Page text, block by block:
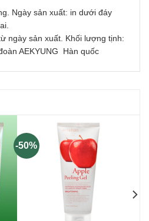
Ngày sản xuất: in dưới đáy
ngày sản xuất. Khối lượng tịnh:
AEKYUNG Hàn quốc
-50%